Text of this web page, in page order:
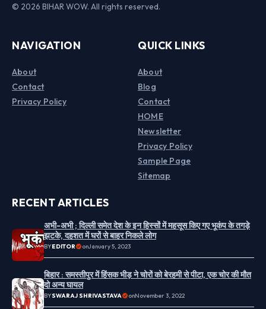
© 2026 BIHAR WOW. All rights reserved.
NAVIGATION
About
Contact
Privacy Policy
QUICK LINKS
About
Blog
Contact
HOME
Newsletter
Privacy Policy
Sample Page
Sitemap
RECENT ARTICLES
अभी-अभी ; दिल्ली समेत देश के इन हिस्सों में महसूस किए गए भूकंप के तगड़े
झटके, दहशत में घरों से बाहर निकले लोग
BYEDITOR onJanuary 5, 2023
बिहार : समस्तीपुर में हिंसक भीड़ ने चोरों को बेरहमी से पीटा, एक चोर की मौत
दो अन्य घायल
BYSWARAJ SHRIVASTAVA onNovember 3, 2022